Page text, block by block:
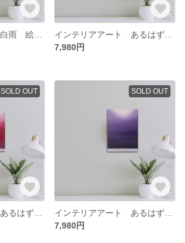
7,980円
SOLD OUT SOLD OUT
7,980円